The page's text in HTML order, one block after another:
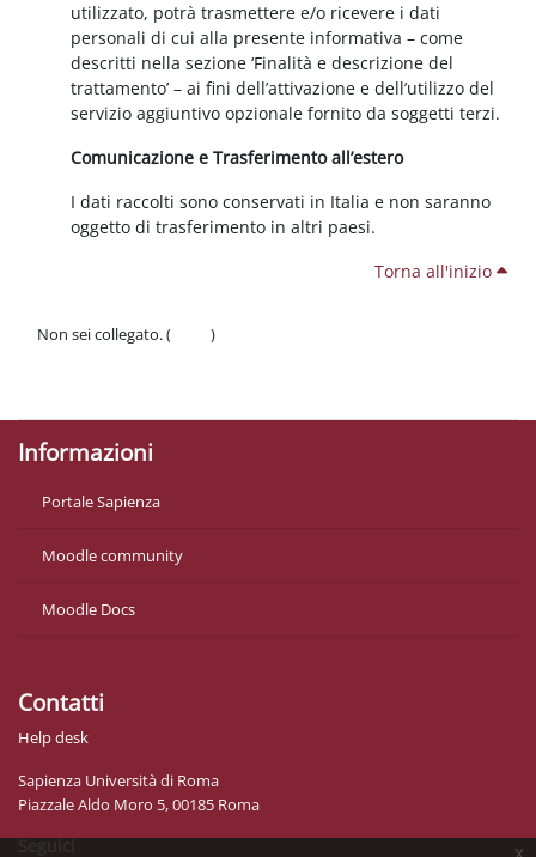
x
utilizzato, potrà trasmettere e/o ricevere i dati
personali di cui alla presente informativa – come
descritti nella sezione ‘Finalità e descrizione del
trattamento’ – ai fini dell’attivazione e dell’utilizzo del
servizio aggiuntivo opzionale fornito da soggetti terzi.
Comunicazione e Trasferimento all’estero
I dati raccolti sono conservati in Italia e non saranno
oggetto di trasferimento in altri paesi.
Torna all'inizio
Non sei collegato. (
)
Informazioni
Portale Sapienza
Moodle community
Moodle Docs
Contatti
Help desk
Sapienza Università di Roma
Piazzale Aldo Moro 5, 00185 Roma
Seguici